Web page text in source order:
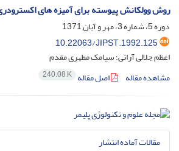
روش وولکانش پیوسته برای آمیزه های
دوره 5، شماره 3، مهر و آبان 1371
10.22063/JIPST.1992.125
اعظم جلالی آرانی؛ سیامک مطهری مقدم
مشاهده مقاله
اصل مقاله 240.08 K
مقالات آماده انتشار